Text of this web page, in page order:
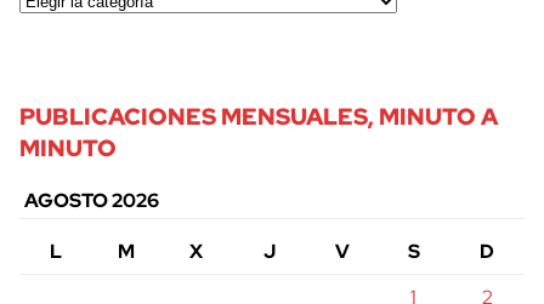
PUBLICACIONES MENSUALES, MINUTO A
MINUTO
AGOSTO 2026
L
M X J V S
D
1
2